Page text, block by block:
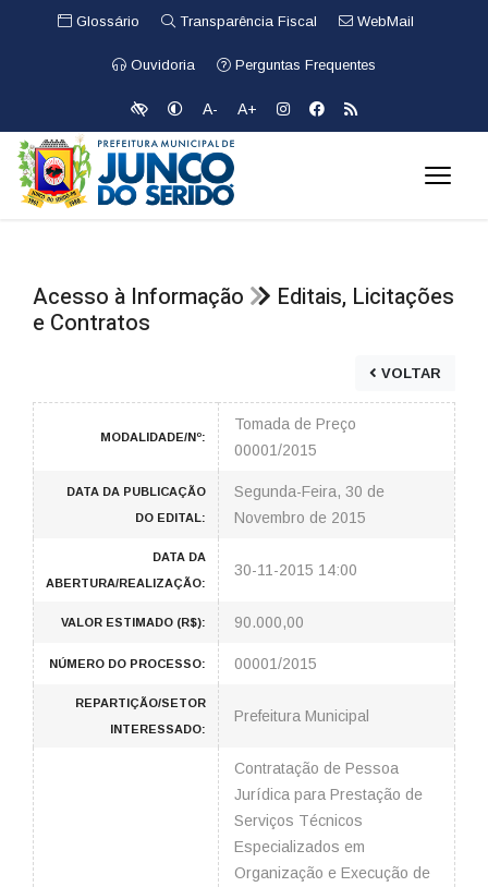
Glossário Transparência Fiscal WebMail
Ouvidoria Perguntas Frequentes
A- A+
Acesso à Informação
Editais, Licitações
e Contratos
VOLTAR
MODALIDADE/Nº:
Tomada de Preço
00001/2015
DATA DA PUBLICAÇÃO
DO EDITAL:
Segunda-Feira, 30 de
Novembro de 2015
DATA DA
ABERTURA/REALIZAÇÃO:
30-11-2015 14:00
VALOR ESTIMADO (R$): 90.000,00
NÚMERO DO PROCESSO: 00001/2015
REPARTIÇÃO/SETOR
INTERESSADO:
Prefeitura Municipal
Contratação de Pessoa
Jurídica para Prestação de
Serviços Técnicos
Especializados em
Organização e Execução de